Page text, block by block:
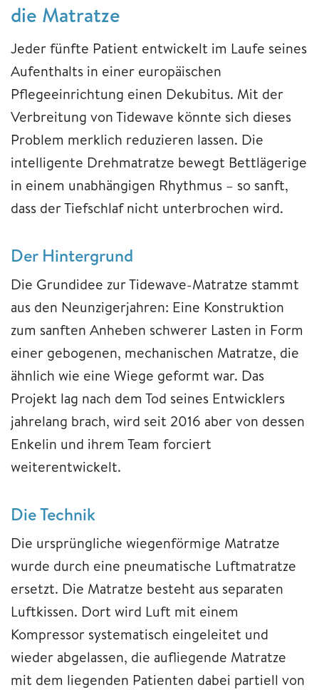
die Matratze
Jeder fünfte Patient entwickelt im Laufe seines
Aufenthalts in einer europäischen
Pflegeeinrichtung einen Dekubitus. Mit der
Verbreitung von Tidewave könnte sich dieses
Problem merklich reduzieren lassen. Die
intelligente Drehmatratze bewegt Bettlägerige
in einem unabhängigen Rhythmus – so sanft,
dass der Tiefschlaf nicht unterbrochen wird.
Der Hintergrund
Die Grundidee zur Tidewave-Matratze stammt
aus den Neunzigerjahren: Eine Konstruktion
zum sanften Anheben schwerer Lasten in Form
einer gebogenen, mechanischen Matratze, die
ähnlich wie eine Wiege geformt war. Das
Projekt lag nach dem Tod seines Entwicklers
jahrelang brach, wird seit 2016 aber von dessen
Enkelin und ihrem Team forciert
weiterentwickelt.
Die Technik
Die ursprüngliche wiegenförmige Matratze
wurde durch eine pneumatische Luftmatratze
ersetzt. Die Matratze besteht aus separaten
Luftkissen. Dort wird Luft mit einem
Kompressor systematisch eingeleitet und
wieder abgelassen, die aufliegende Matratze
mit dem liegenden Patienten dabei partiell von